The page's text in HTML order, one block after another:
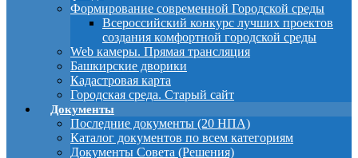
Формирование современной Городской среды
Всероссийский конкурс лучших проектов
создания комфортной городской среды
Web камеры. Прямая трансляция
Башкирские дворики
Кадастровая карта
Городская среда. Старый сайт
Документы
Последние документы (20 НПА)
Каталог документов по всем категориям
Документы Совета (Решения)